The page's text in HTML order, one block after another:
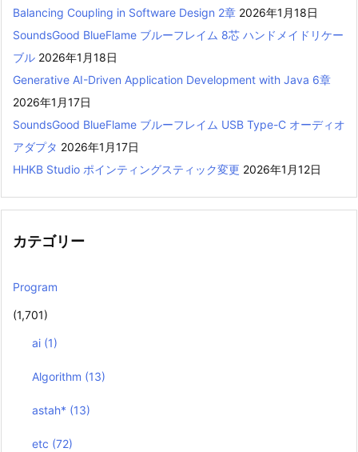
Balancing Coupling in Software Design 2章 2026年1月18日
SoundsGood BlueFlame ブルーフレイム 8芯 ハンドメイドリケー
ブル 2026年1月18日
Generative AI-Driven Application Development with Java 6章
2026年1月17日
SoundsGood BlueFlame ブルーフレイム USB Type-C オーディオ
アダプタ 2026年1月17日
HHKB Studio ポインティングスティック変更 2026年1月12日
カテゴリー
Program
(1,701)
ai (1)
Algorithm (13)
astah* (13)
etc (72)